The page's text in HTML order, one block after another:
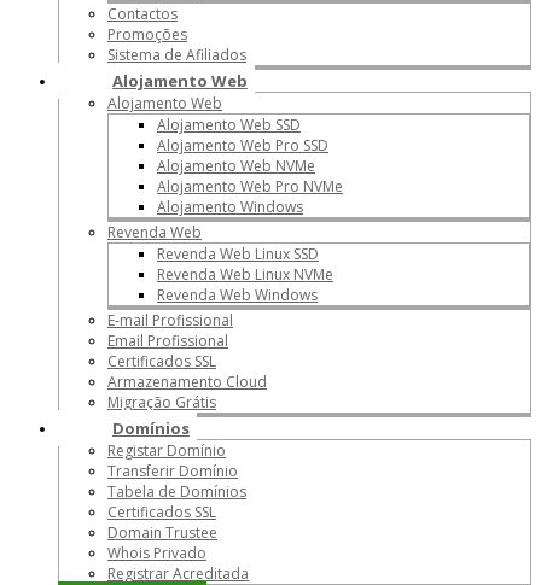
Contactos
Promoções
Sistema de Afiliados
Alojamento Web
Alojamento Web
Alojamento Web SSD
Alojamento Web Pro SSD
Alojamento Web NVMe
Alojamento Web Pro NVMe
Alojamento Windows
Revenda Web
Revenda Web Linux SSD
Revenda Web Linux NVMe
Revenda Web Windows
E-mail Profissional
Email Profissional
Certificados SSL
Armazenamento Cloud
Migração Grátis
Domínios
Registar Domínio
Transferir Domínio
Tabela de Domínios
Certificados SSL
Domain Trustee
Whois Privado
Registrar Acreditada